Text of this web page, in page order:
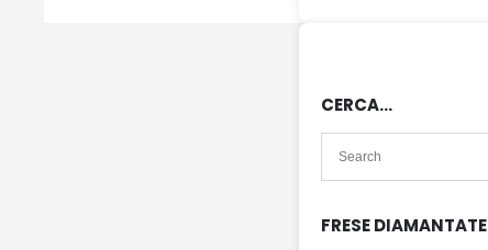
CERCA…
FRESE DIAMANTATE